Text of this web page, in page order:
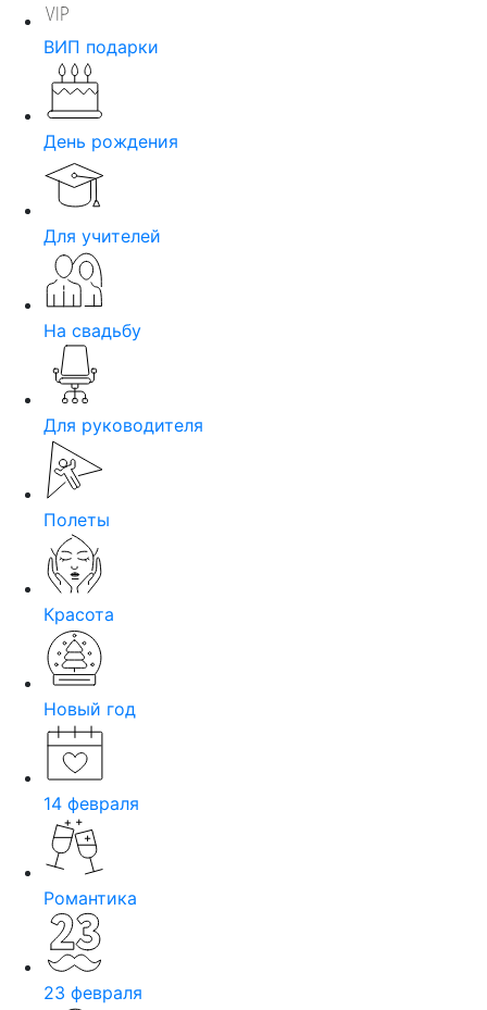
ВИП подарки
День рождения
Для учителей
На свадьбу
Для руководителя
Полеты
Красота
Новый год
14 февраля
Романтика
23 февраля